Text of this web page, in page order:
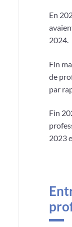
En
2024.
Fin
de
par
Fin
2023